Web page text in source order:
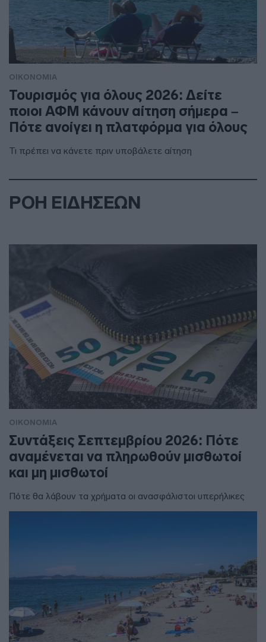
ΟΙΚΟΝΟΜΙΑ
Τουρισμός για όλους 2026: Δείτε
ποιοι ΑΦΜ κάνουν αίτηση σήμερα –
Πότε ανοίγει η πλατφόρμα για όλους
Τι πρέπει να κάνετε πριν υποβάλετε αίτηση
ΡΟΗ ΕΙΔΗΣΕΩΝ
ΟΙΚΟΝΟΜΙΑ
Συντάξεις Σεπτεμβρίου 2026: Πότε
αναμένεται να πληρωθούν μισθωτοί
και μη μισθωτοί
Πότε θα λάβουν τα χρήματα οι ανασφάλιστοι υπερήλικες